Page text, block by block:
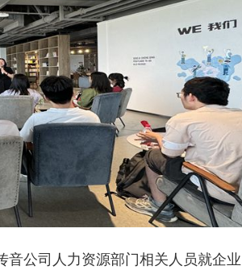
公司人力资源部门相关人员就企业